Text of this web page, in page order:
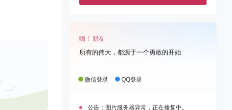
嗨！朋友
所有的伟大，都源于一个勇敢的开始
微信登录 QQ登录
公告： 图片服务器异常，正在修复中。